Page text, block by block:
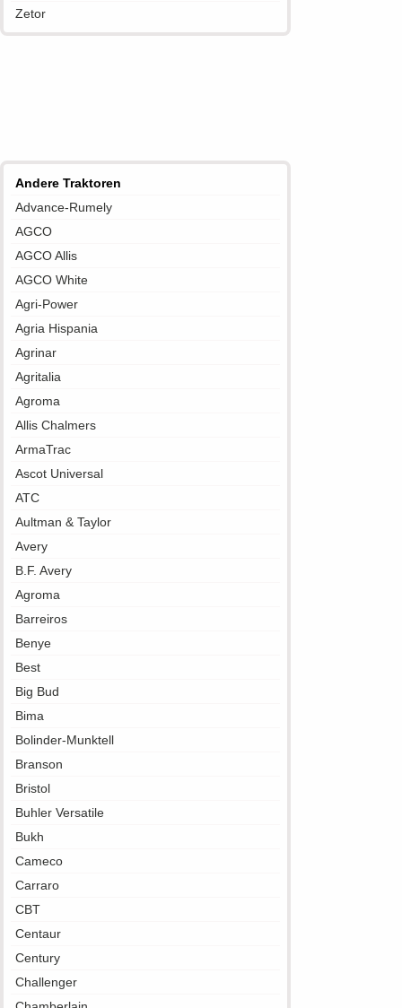
Zetor
Andere Traktoren
Advance-Rumely
AGCO
AGCO Allis
AGCO White
Agri-Power
Agria Hispania
Agrinar
Agritalia
Agroma
Allis Chalmers
ArmaTrac
Ascot Universal
ATC
Aultman & Taylor
Avery
B.F. Avery
Agroma
Barreiros
Benye
Best
Big Bud
Bima
Bolinder-Munktell
Branson
Bristol
Buhler Versatile
Bukh
Cameco
Carraro
CBT
Centaur
Century
Challenger